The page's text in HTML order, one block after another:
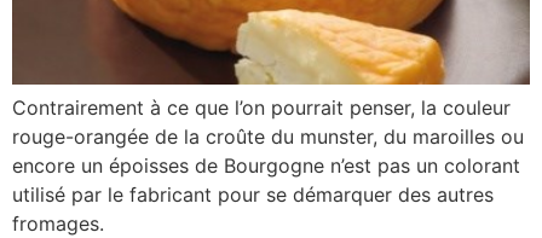
Contrairement à ce que l’on pourrait penser, la couleur
rouge-orangée de la croûte du munster, du maroilles ou
encore un époisses de Bourgogne n’est pas un colorant
utilisé par le fabricant pour se démarquer des autres
fromages.